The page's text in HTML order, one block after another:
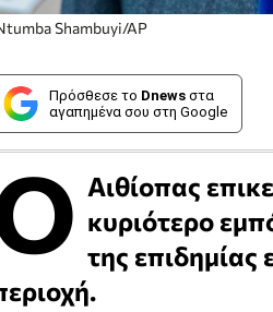
Shambuyi/AP
Πρόσθεσε το Dnews στα
αγαπημένα σου στη Google
Αιθίοπας
κυριότερο
της επιδημίας